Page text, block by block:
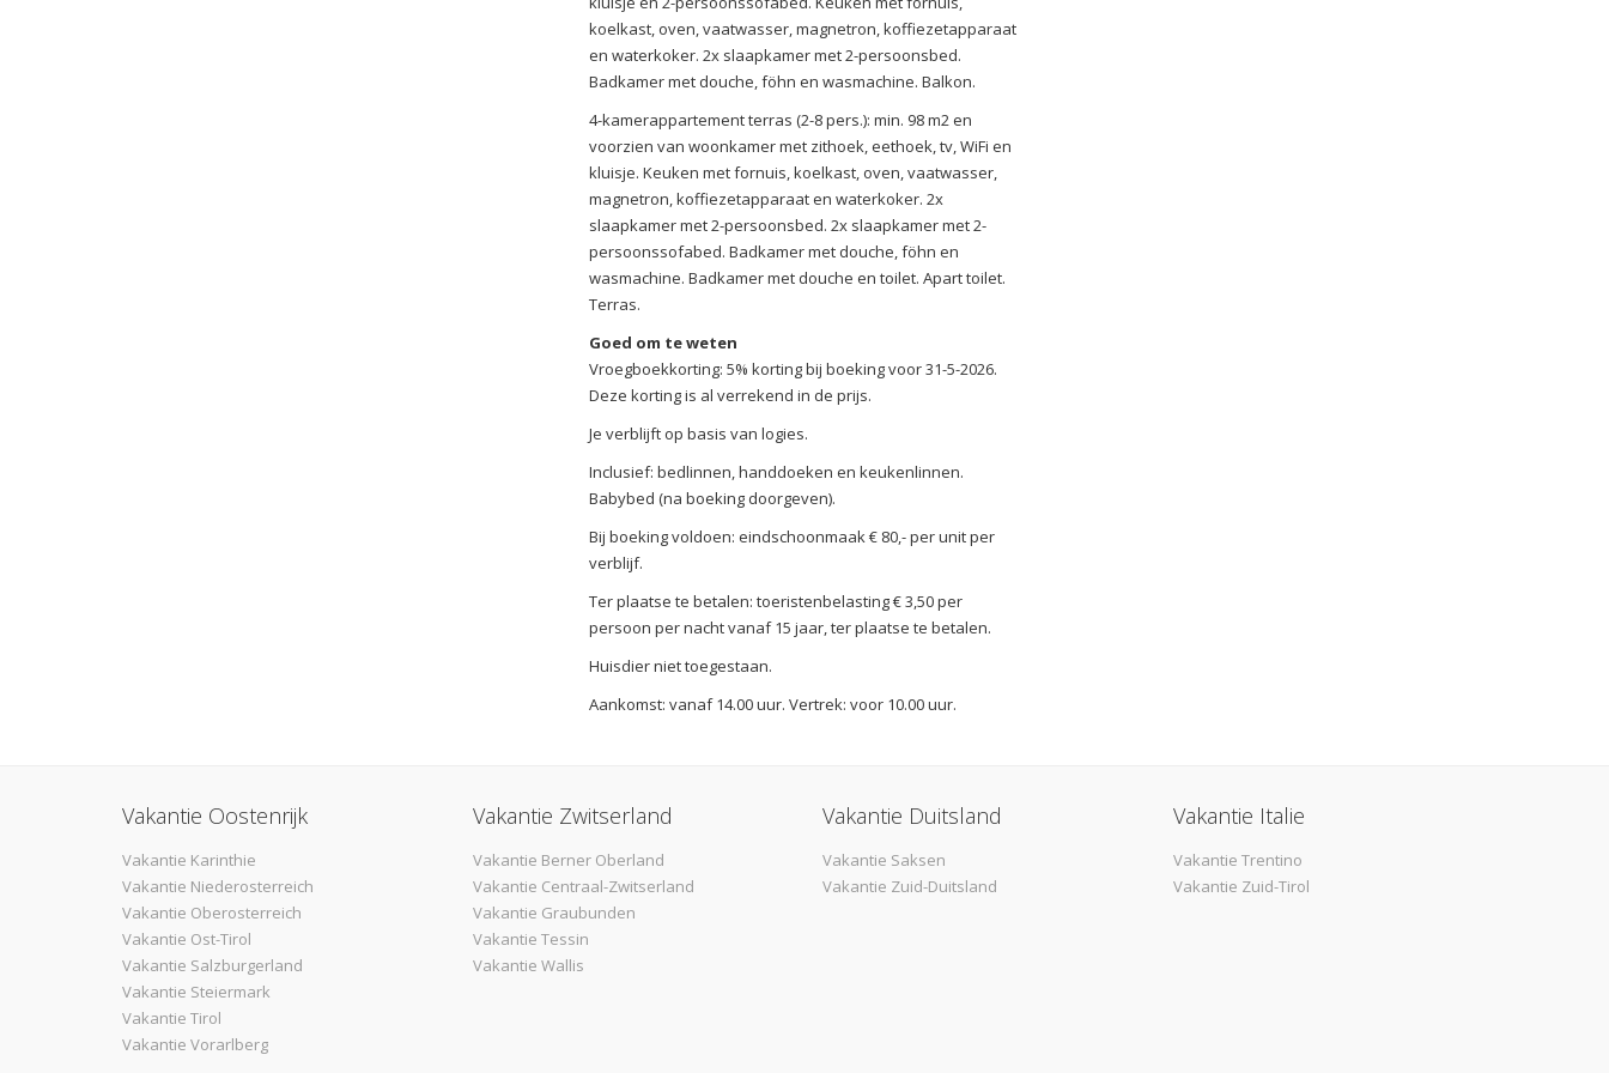
koelkast, oven, vaatwasser, magnetron, koffiezetapparaat
en waterkoker. 2x slaapkamer met 2-persoonsbed.
Badkamer met douche, föhn en wasmachine. Balkon.
4-kamerappartement terras (2-8 pers.): min. 98 m2 en
voorzien van woonkamer met zithoek, eethoek, tv, WiFi en
kluisje. Keuken met fornuis, koelkast, oven, vaatwasser,
magnetron, koffiezetapparaat en waterkoker. 2x
slaapkamer met 2-persoonsbed. 2x slaapkamer met 2-
persoonssofabed. Badkamer met douche, föhn en
wasmachine. Badkamer met douche en toilet. Apart toilet.
Terras.
Goed om te weten
Vroegboekkorting: 5% korting bij boeking voor 31-5-2026.
Deze korting is al verrekend in de prijs.
Je verblijft op basis van logies.
Inclusief: bedlinnen, handdoeken en keukenlinnen.
Babybed (na boeking doorgeven).
Bij boeking voldoen: eindschoonmaak € 80,- per unit per
verblijf.
Ter plaatse te betalen: toeristenbelasting € 3,50 per
persoon per nacht vanaf 15 jaar, ter plaatse te betalen.
Huisdier niet toegestaan.
Aankomst: vanaf 14.00 uur. Vertrek: voor 10.00 uur.
Vakantie Oostenrijk
Vakantie Karinthie
Vakantie Niederosterreich
Vakantie Oberosterreich
Vakantie Ost-Tirol
Vakantie Salzburgerland
Vakantie Steiermark
Vakantie Tirol
Vakantie Vorarlberg
Vakantie Zwitserland
Vakantie Berner Oberland
Vakantie Centraal-Zwitserland
Vakantie Graubunden
Vakantie Tessin
Vakantie Wallis
Vakantie Duitsland
Vakantie Saksen
Vakantie Zuid-Duitsland
Vakantie Italie
Vakantie Trentino
Vakantie Zuid-Tirol